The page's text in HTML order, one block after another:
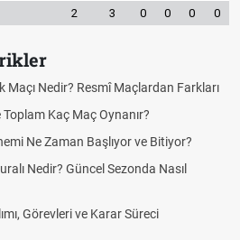
2 3 0 0 0 0
Maçı Nedir? Resmî Maçlardan Farkları
Kaç Maç Oynanır?
Ne Zaman Başlıyor ve Bitiyor?
Nedir? Güncel Sezonda Nasıl
Görevleri ve Karar Süreci